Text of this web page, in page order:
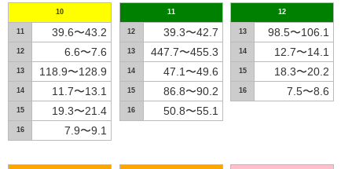
10
11 39.6〜43.2
12 6.6〜7.6
13 118.9〜128.9
14 11.7〜13.1
15 19.3〜21.4
16 7.9〜9.1
11
12 39.3〜42.7
13 447.7〜455.3
14 47.1〜49.6
15 86.8〜90.2
16 50.8〜55.1
12
13 98.5〜106.1
14 12.7〜14.1
15 18.3〜20.2
16 7.5〜8.6